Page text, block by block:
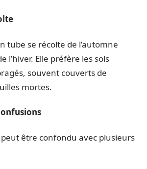
tube se récolte de l’automne
l’hiver. Elle préfère les sols
souvent couverts de
mortes.
être confondu avec plusieurs